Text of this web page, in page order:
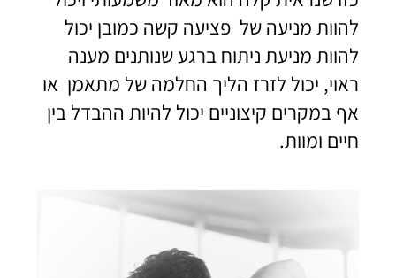
להוות מניעה של פציעה קשה כמובן יכול
להוות מניעת ניתוח ברגע שנותנים מענה
ראוי, יכול לזרז הליך החלמה של מתאמן או
אף במקרים קיצוניים יכול להיות ההבדל בין
חיים ומוות.